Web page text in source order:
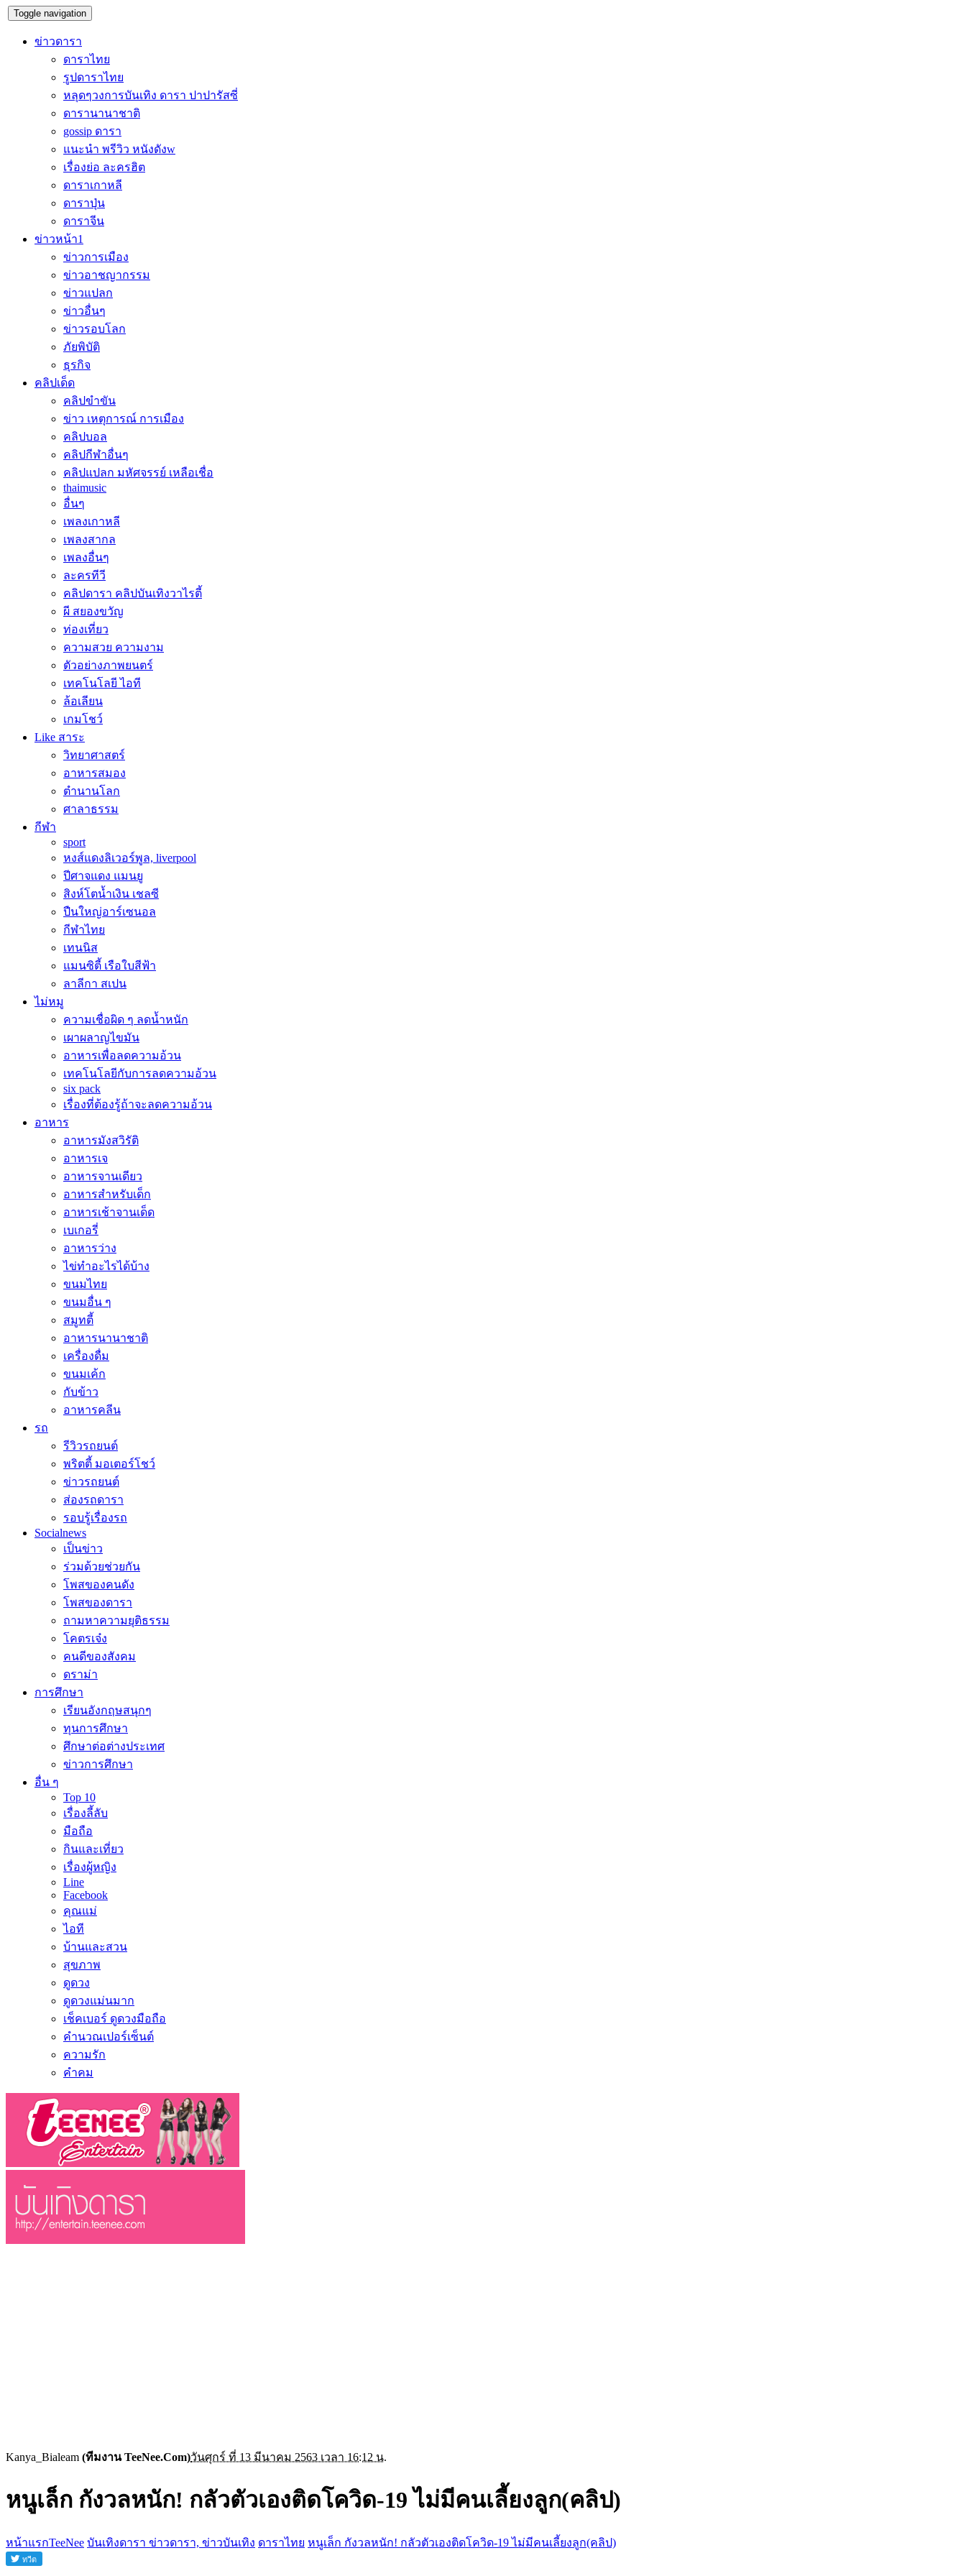
Toggle navigation
ข่าวดารา
ดาราไทย
รูปดาราไทย
หลุดๆวงการบันเทิง ดารา ปาปารัสซี่
ดารานานาชาติ
gossip ดารา
แนะนำ พรีวิว หนังดังw
เรื่องย่อ ละครฮิต
ดาราเกาหลี
ดาราปุ่น
ดาราจีน
ข่าวหน้า1
ข่าวการเมือง
ข่าวอาชญากรรม
ข่าวแปลก
ข่าวอื่นๆ
ข่าวรอบโลก
ภัยพิบัติ
ธุรกิจ
คลิปเด็ด
คลิปขำขัน
ข่าว เหตุการณ์ การเมือง
คลิปบอล
คลิปกีฬาอื่นๆ
คลิปแปลก มหัศจรรย์ เหลือเชื่อ
thaimusic
อื่นๆ
เพลงเกาหลี
เพลงสากล
เพลงอื่นๆ
ละครทีวี
คลิปดารา คลิปบันเทิงวาไรตี้
ผี สยองขวัญ
ท่องเที่ยว
ความสวย ความงาม
ตัวอย่างภาพยนตร์
เทคโนโลยี ไอที
ล้อเลียน
เกมโชว์
Like สาระ
วิทยาศาสตร์
อาหารสมอง
ตำนานโลก
ศาลาธรรม
กีฬา
sport
หงส์แดงลิเวอร์พูล, liverpool
ปีศาจแดง แมนยู
สิงห์โตน้ำเงิน เชลซี
ปืนใหญ่อาร์เซนอล
กีฬาไทย
เทนนิส
แมนซิตี้ เรือใบสีฟ้า
ลาลีกา สเปน
ไม่หมู
ความเชื่อผิด ๆ ลดน้ำหนัก
เผาผลาญไขมัน
อาหารเพื่อลดความอ้วน
เทคโนโลยีกับการลดความอ้วน
six pack
เรื่องที่ต้องรู้ถ้าจะลดความอ้วน
อาหาร
อาหารมังสวิรัติ
อาหารเจ
อาหารจานเดียว
อาหารสำหรับเด็ก
อาหารเช้าจานเด็ด
เบเกอรี่
อาหารว่าง
ไข่ทำอะไรได้บ้าง
ขนมไทย
ขนมอื่น ๆ
สมูทตี้
อาหารนานาชาติ
เครื่องดื่ม
ขนมเค้ก
กับข้าว
อาหารคลีน
รถ
รีวิวรถยนต์
พริตตี้ มอเตอร์โชว์
ข่าวรถยนต์
ส่องรถดารา
รอบรู้เรื่องรถ
Socialnews
เป็นข่าว
ร่วมด้วยช่วยกัน
โพสของคนดัง
โพสของดารา
ถามหาความยุติธรรม
โคตรเจ๋ง
คนดีของสังคม
ดราม่า
การศึกษา
เรียนอังกฤษสนุกๆ
ทุนการศึกษา
ศึกษาต่อต่างประเทศ
ข่าวการศึกษา
อื่น ๆ
Top 10
เรื่องลี้ลับ
มือถือ
กินและเที่ยว
เรื่องผู้หญิง
Line
Facebook
คุณแม่
ไอที
บ้านและสวน
สุขภาพ
ดูดวง
ดูดวงแม่นมาก
เช็คเบอร์ ดูดวงมือถือ
คำนวณเปอร์เซ็นต์
ความรัก
คำคม
Kanya_Bialeam (ทีมงาน TeeNee.Com)วันศุกร์ ที่ 13 มีนาคม 2563 เวลา 16:12 น.
หนูเล็ก กังวลหนัก! กลัวตัวเองติดโควิด-19 ไม่มีคนเลี้ยงลูก(คลิป)
หน้าแรกTeeNee บันเทิงดารา ข่าวดารา, ข่าวบันเทิง ดาราไทย หนูเล็ก กังวลหนัก! กลัวตัวเองติดโควิด-19 ไม่มีคนเลี้ยงลูก(คลิป)